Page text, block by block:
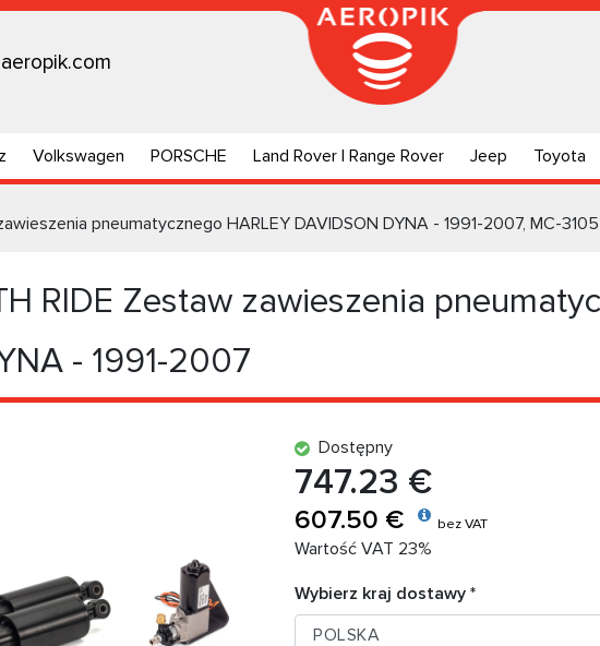
Volkswagen PORSCHE Land Rover | Range Rover Jeep Toyota
pneumatycznego HARLEY DAVIDSON DYNA - 1991-2007, MC-3105
RIDE Zestaw zawieszenia
- 1991-2007
Dostępny
747.23 €
607.50 € bez VAT
Wartość VAT 23%
Wybierz kraj dostawy *